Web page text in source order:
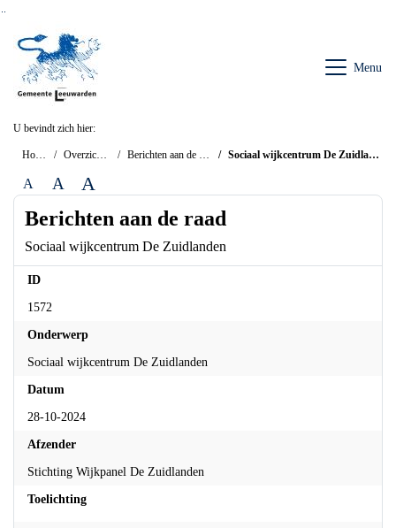
Menu
U bevindt zich hier:
Home Overzichten Berichten aan de raad Sociaal wijkcentrum De Zuidlanden
A A A
Berichten aan de raad
Sociaal wijkcentrum De Zuidlanden
ID
1572
Onderwerp
Sociaal wijkcentrum De Zuidlanden
Datum
28-10-2024
Afzender
Stichting Wijkpanel De Zuidlanden
Toelichting